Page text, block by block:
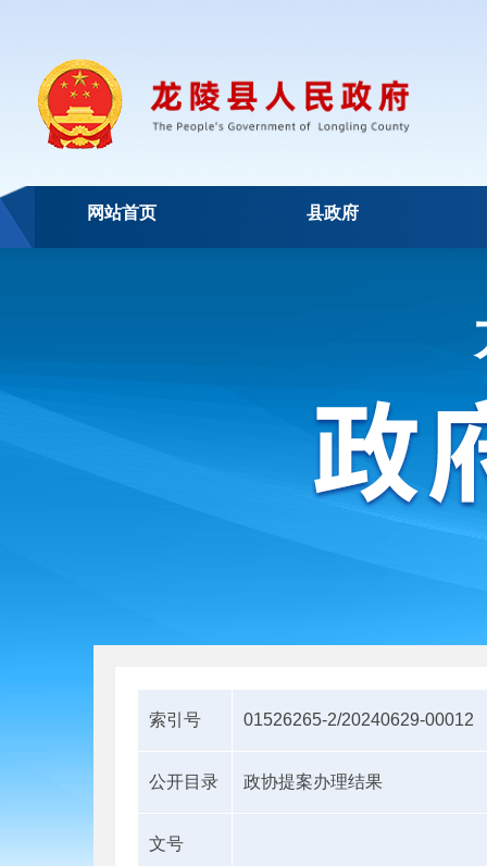
网站首页 县政府
索引号 01526265-2/20240629-00012
公开目录 政协提案办理结果
文号